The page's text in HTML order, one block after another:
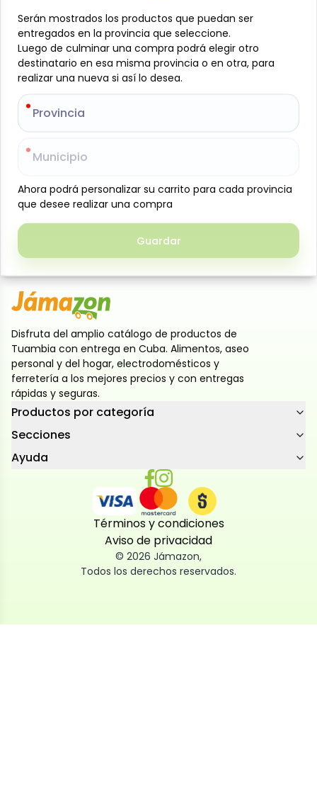
$0 81
Especificaciones
-
Crujientes galletas tipo cracker con delicioso sabor
a jamón, perfectas para disfrutar solas o
acompañar quesos, embutidos y aperitivos. Ideales
un sabor intenso y una textura crocante que
encanta a niños y adultos por igual
Disfruta del amplio catálogo de productos de
Tuambia con entrega en Cuba. Alimentos, aseo
personal y del hogar, electrodomésticos y
ferretería a los mejores precios y con entregas
rápidas y seguras.
Productos por categoría
Secciones
Ayuda
Términos y condiciones
Aviso de privacidad
© 2026 Jámazon,
Todos los derechos reservados.
Serán mostrados los productos que puedan ser
entregados en la provincia que seleccione.
Luego de culminar una compra podrá elegir otro
destinatario en esa misma provincia o en otra, para
realizar una nueva si así lo desea.
Provincia
Municipio
Ahora podrá personalizar su carrito para cada provincia
que desee realizar una compra
Guardar
Serán mostrados los productos que puedan ser
entregados en la provincia que seleccione.
Luego de culminar una compra podrá elegir otro
destinatario en esa misma provincia o en otra, para
realizar una nueva si así lo desea.
Provincia
Municipio
Ahora podrá personalizar su carrito para cada provincia
que desee realizar una compra
Guardar